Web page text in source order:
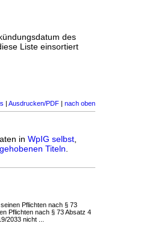
des
Liste einsortiert
| Ausdrucken/PDF | nach oben
in WpIG selbst
Titeln
seinen Pflichten nach § 73
Pflichten nach § 73 Absatz 4
2033 nicht ...